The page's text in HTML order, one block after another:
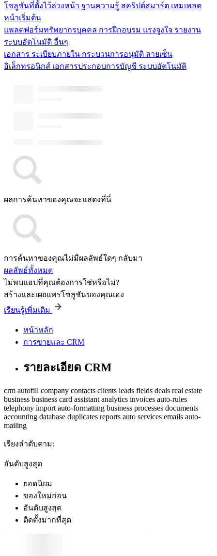
โซลูชันที่ตั้งไว้ล่วงหน้า ฐานความรู้ สคริปต์สมาร์ต เทมเพลต
หน้าเริ่มต้น
แพลตฟอร์มทรัพยากรบุคคล การฝึกอบรม แรงจูงใจ รายงาน
ระบบอัตโนมัติ อื่นๆ
เอกสาร ระเบียบภายใน กระบวนการอนุมัติ ลายเซ็น
อิเล็กทรอนิกส์ เอกสารประกอบการบัญชี ระบบอัตโนมัติ
ผลการค้นหาของคุณจะแสดงที่นี่
การค้นหาของคุณไม่มีผลลัพธ์ใดๆ กลับมา
ผลลัพธ์ทั้งหมด
ไม่พบแอปที่คุณต้องการใช่หรือไม่?
สร้างและเผยแพร่โซลูชันของคุณเอง
เรียนรู้เพิ่มเติม
หน้าหลัก
การขายและ CRM
รายละเอียด CRM
crm autofill company contacts clients leads fields deals real estate
business business card assistant analytics invoices auto-rules
telephony import auto-formatting business processes documents
accounting database duplicates reports auto services emails auto-
mailing
เรียงลำดับตาม:
อันดับสูงสุด
ยอดนิยม
ของใหม่ก่อน
อันดับสูงสุด
ติดตั้งมากที่สุด